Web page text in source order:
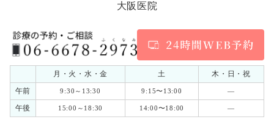
大阪医院
月・火・水・金 土
木・日・祝
午前
9:30～13:30 9:15〜13:00 ―
午後 15:00～18:30 14:00〜18:00 ―